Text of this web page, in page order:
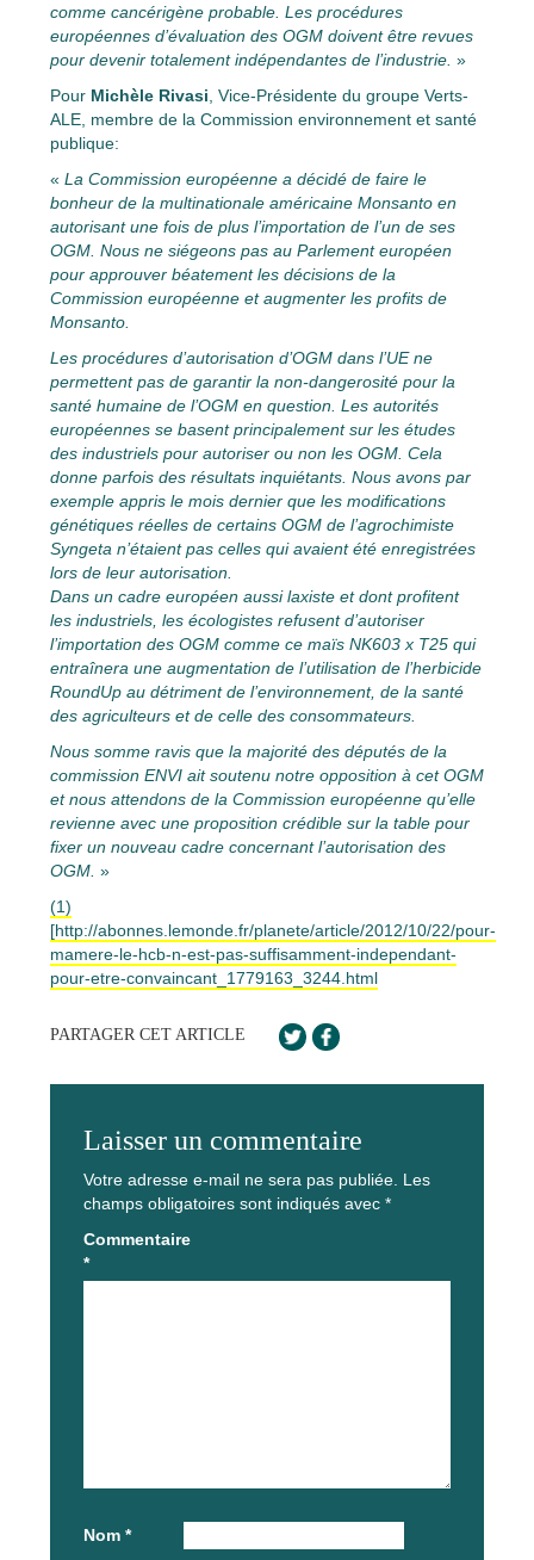
comme cancérigène probable. Les procédures
européennes d’évaluation des OGM doivent être revues
pour devenir totalement indépendantes de l’industrie. »
Pour Michèle Rivasi , Vice-Présidente du groupe Verts-
ALE, membre de la Commission environnement et santé
publique:
« La Commission européenne a décidé de faire le
bonheur de la multinationale américaine Monsanto en
autorisant une fois de plus l’importation de l’un de ses
OGM. Nous ne siégeons pas au Parlement européen
pour approuver béatement les décisions de la
Commission européenne et augmenter les profits de
Monsanto.
Les procédures d’autorisation d’OGM dans l’UE ne
permettent pas de garantir la non-dangerosité pour la
santé humaine de l’OGM en question. Les autorités
européennes se basent principalement sur les études
des industriels pour autoriser ou non les OGM. Cela
donne parfois des résultats inquiétants. Nous avons par
exemple appris le mois dernier que les modifications
génétiques réelles de certains OGM de l’agrochimiste
Syngeta n’étaient pas celles qui avaient été enregistrées
lors de leur autorisation.
Dans un cadre européen aussi laxiste et dont profitent
les industriels, les écologistes refusent d’autoriser
l’importation des OGM comme ce maïs NK603 x T25 qui
entraînera une augmentation de l’utilisation de l’herbicide
RoundUp au détriment de l’environnement, de la santé
des agriculteurs et de celle des consommateurs.
Nous somme ravis que la majorité des députés de la
commission ENVI ait soutenu notre opposition à cet OGM
et nous attendons de la Commission européenne qu’elle
revienne avec une proposition crédible sur la table pour
fixer un nouveau cadre concernant l’autorisation des
OGM. »
(1)
[http://abonnes.lemonde.fr/planete/article/2012/10/22/pour-
mamere-le-hcb-n-est-pas-suffisamment-independant-
pour-etre-convaincant_1779163_3244.html
PARTAGER CET ARTICLE
Laisser un commentaire
Votre adresse e-mail ne sera pas publiée. Les
champs obligatoires sont indiqués avec *
Commentaire
*
Nom *